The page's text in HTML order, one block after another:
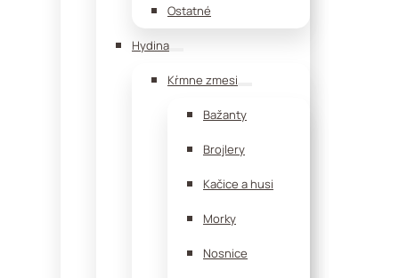
Ostatné
Hydina
Kŕmne zmesi
Bažanty
Brojlery
Kačice a husi
Morky
Nosnice